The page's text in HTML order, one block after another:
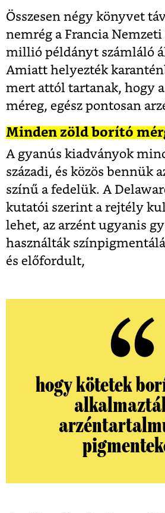
Összesen négy könyvet
nemrég a Francia
millió példányt számláló
Amiatt helyezték
mert attól tartanak, hogy
méreg, egész pontosan
Minden zöld borító
A gyanús kiadványok
századi, és közös bennük
színű a fedelük. A
kutatói szerint a rejtély
lehet, az arzént ugyanis
használták
és előfordult,
hogy kötetek